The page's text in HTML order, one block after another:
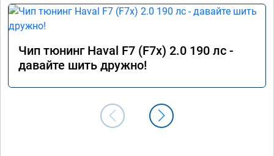
Чип тюнинг Haval F7 (F7x) 2.0 190 лс -
давайте шить дружно!